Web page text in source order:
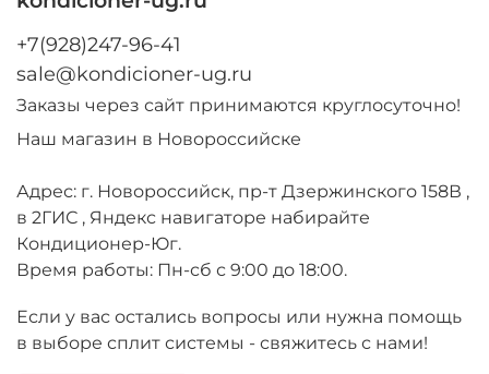
+7(928)247-96-41
sale@kondicioner-ug.ru
Заказы через сайт принимаются круглосуточно!
Наш магазин в Новороссийске
Адрес: г. Новороссийск, пр-т Дзержинского 158В ,
в 2ГИС , Яндекс навигаторе набирайте
Кондиционер-Юг.
Время работы: Пн-сб с 9:00 до 18:00.
Если у вас остались вопросы или нужна помощь
в выборе сплит системы - свяжитесь с нами!